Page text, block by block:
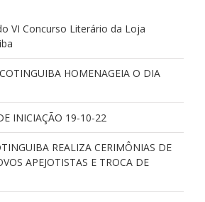
VI Concurso Literário da Loja
HOMENAGEIA O DIA
INICIAÇÃO 19-10-22
REALIZA CERIMÔNIAS DE
APEJOTISTAS E TROCA DE